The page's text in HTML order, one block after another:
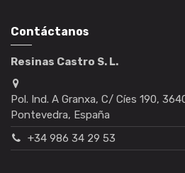
Contáctanos
Resinas Castro S. L.
Pol. Ind. A Granxa, C/ Cíes 190,
Pontevedra, España
+34 986 34 29 53